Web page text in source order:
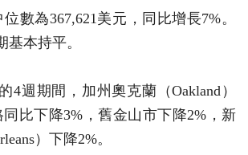
數為367,621美元，同比增長7%。
基本持平。
4週期間，加州奧克蘭（Oakland）
比下降3%，舊金山市下降2%，新
）下降2%。